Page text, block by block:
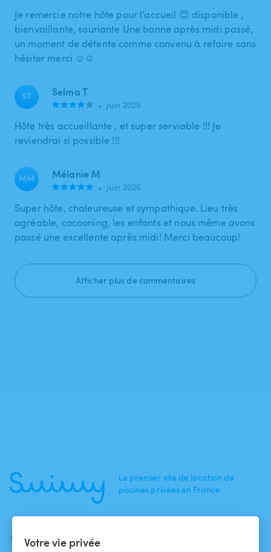
Votre vie privée
Je remercie notre hôte pour l’accueil 😊 disponible ,
bienvaillante, souriante Une bonne après midi passé,
un moment de détente comme convenu à refaire sans
hésiter merci ☺️☺️
ST Selma T
• juin 2025
Hôte très accueillante , et super serviable !!! Je
reviendrai si possible !!!
MM Mélanie M
• juin 2025
Super hôte, chaleureuse et sympathique. Lieu très
agréable, cocooning, les enfants et nous même avons
passé une excellente après midi! Merci beaucoup!
Afficher plus de commentaires
Le premier site de location de
piscines privées en France.
ACTUALITÉS